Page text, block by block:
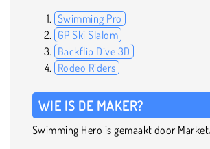
Swimming Pro
GP Ski Slalom
Backflip Dive 3D
Rodeo Riders
WIE IS DE MAKER?
Swimming Hero is gemaakt door